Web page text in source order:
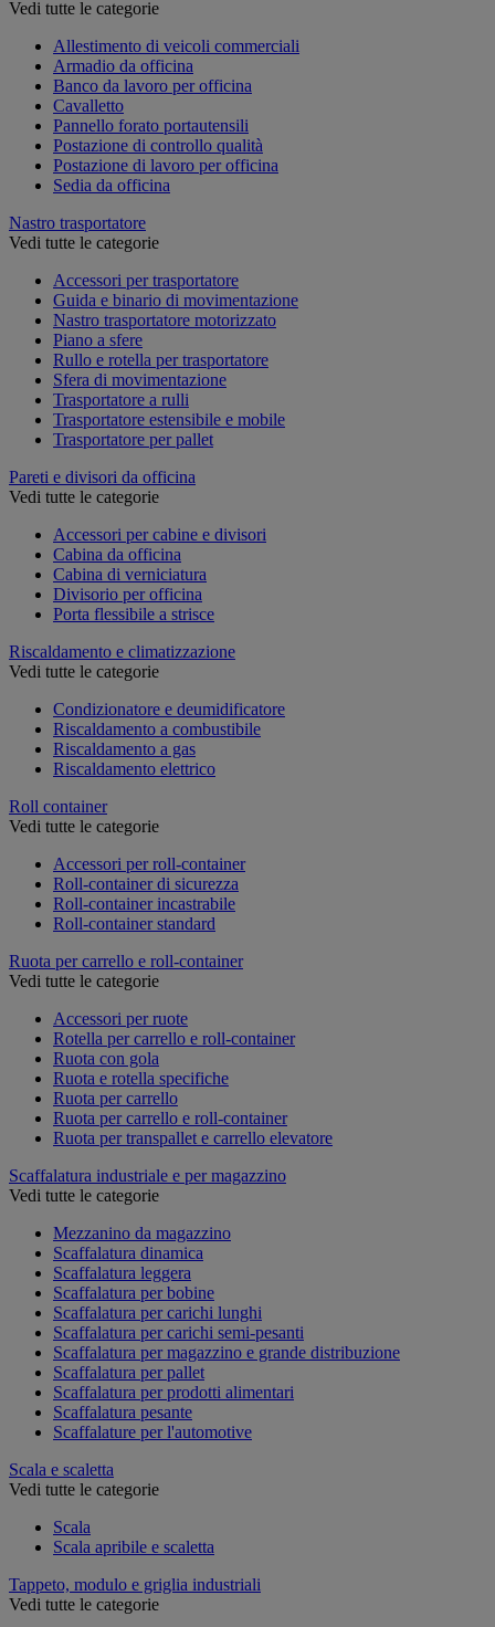
Vedi tutte le categorie
Allestimento di veicoli commerciali
Armadio da officina
Banco da lavoro per officina
Cavalletto
Pannello forato portautensili
Postazione di controllo qualità
Postazione di lavoro per officina
Sedia da officina
Nastro trasportatore
Vedi tutte le categorie
Accessori per trasportatore
Guida e binario di movimentazione
Nastro trasportatore motorizzato
Piano a sfere
Rullo e rotella per trasportatore
Sfera di movimentazione
Trasportatore a rulli
Trasportatore estensibile e mobile
Trasportatore per pallet
Pareti e divisori da officina
Vedi tutte le categorie
Accessori per cabine e divisori
Cabina da officina
Cabina di verniciatura
Divisorio per officina
Porta flessibile a strisce
Riscaldamento e climatizzazione
Vedi tutte le categorie
Condizionatore e deumidificatore
Riscaldamento a combustibile
Riscaldamento a gas
Riscaldamento elettrico
Roll container
Vedi tutte le categorie
Accessori per roll-container
Roll-container di sicurezza
Roll-container incastrabile
Roll-container standard
Ruota per carrello e roll-container
Vedi tutte le categorie
Accessori per ruote
Rotella per carrello e roll-container
Ruota con gola
Ruota e rotella specifiche
Ruota per carrello
Ruota per carrello e roll-container
Ruota per transpallet e carrello elevatore
Scaffalatura industriale e per magazzino
Vedi tutte le categorie
Mezzanino da magazzino
Scaffalatura dinamica
Scaffalatura leggera
Scaffalatura per bobine
Scaffalatura per carichi lunghi
Scaffalatura per carichi semi-pesanti
Scaffalatura per magazzino e grande distribuzione
Scaffalatura per pallet
Scaffalatura per prodotti alimentari
Scaffalatura pesante
Scaffalature per l'automotive
Scala e scaletta
Vedi tutte le categorie
Scala
Scala apribile e scaletta
Tappeto, modulo e griglia industriali
Vedi tutte le categorie